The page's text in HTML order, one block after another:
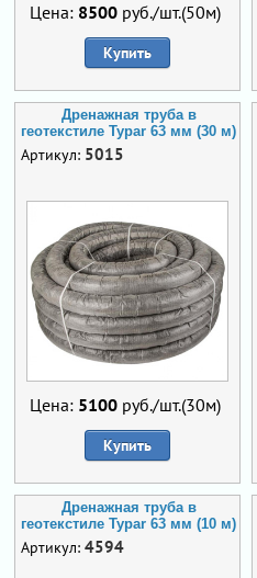
Цена: 8500руб./шт.(50м)
Купить
Дренажная труба в
геотекстиле Typar 63 мм (30 м)
Артикул: 5015
Цена: 5100руб./шт.(30м)
Купить
Дренажная труба в
геотекстиле Typar 63 мм (10 м)
Артикул: 4594